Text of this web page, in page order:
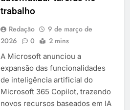
trabalho
Redação
9 de março de
2026
0 2 mins
A Microsoft anunciou a
expansão das funcionalidades
de inteligência artificial do
Microsoft 365 Copilot, trazendo
novos recursos baseados em IA